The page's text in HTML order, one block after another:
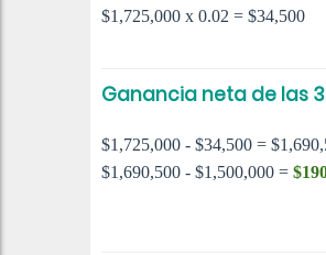
$1,725,000 x 0.02 = $34,500
Ganancia neta de las
$1,725,000 - $34,500 =
$1,690,500 - $1,500,000 =